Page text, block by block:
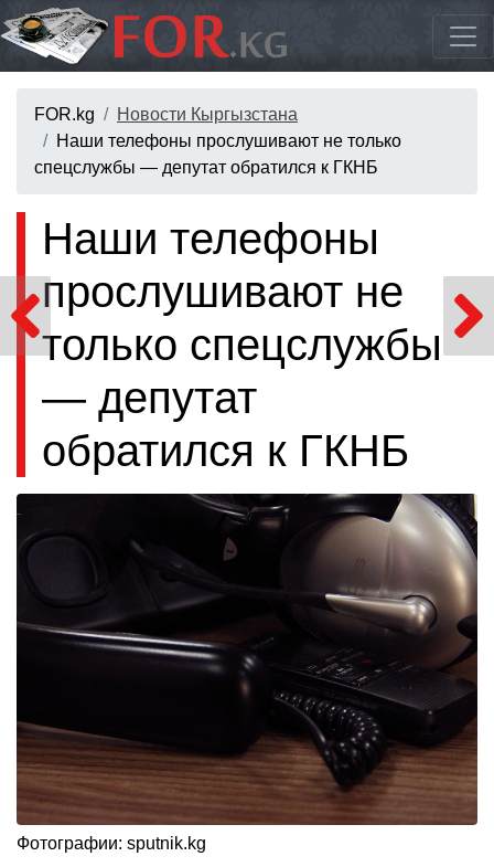
FOR.kg
Новости Кыргызстана
Наши телефоны прослушивают не только
спецслужбы — депутат обратился к ГКНБ
Наши телефоны
прослушивают не
только спецслужбы
— депутат
обратился к ГКНБ
Фотографии: sputnik.kg